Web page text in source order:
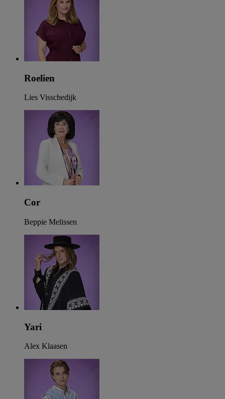
Roelien
Lies Visschedijk
Cor
Beppie Melissen
Yari
Alex Klaasen